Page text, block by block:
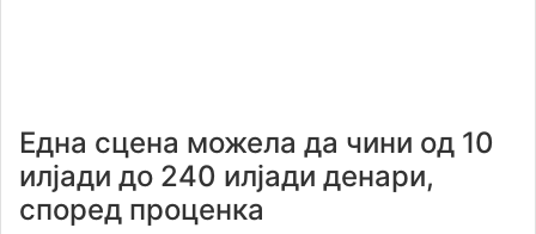
Една сцена можела да чини од 10
илјади до 240 илјади денари,
според проценка